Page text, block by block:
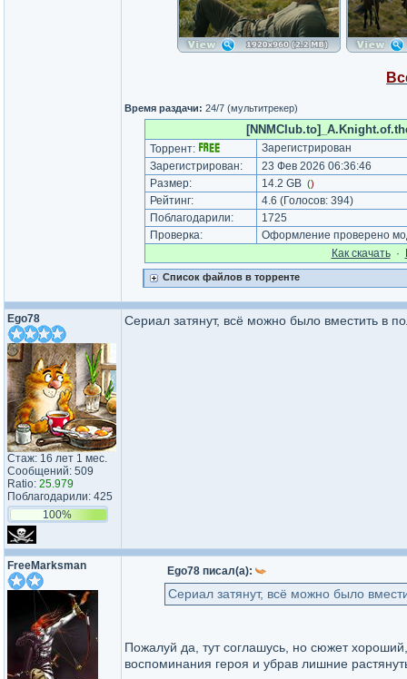
Время раздачи: 24/7 (мультитрекер)
Торрент:
Зарегистрирован
Зарегистрирован:
23 Фев 2026 06:36:46
Размер:
14.2 GB ()
Рейтинг: 4.6 (Голосов: 394)
Поблагодарили:
1725
Проверка:
Оформление проверено
Как cкачать·
Список файлов в торренте
Ego78
Стаж: 16 лет 1 мес.
Сообщений: 509
Ratio: 25.979
Поблагодарили: 425
100%
Сериал затянут, всё можно было вместить в
FreeMarksman Ego78 писал(а):
Сериал затянут, всё можно было
Пожалуй да, тут соглашусь, но сюжет
воспоминания героя и убрав лишние